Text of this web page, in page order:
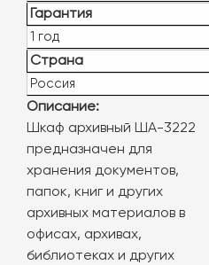
Гарантия
1 год
Страна
Россия
Описание:
Шкаф архивный ША-3222
предназначен для
хранения документов,
папок, книг и других
архивных материалов в
офисах, архивах,
библиотеках и других